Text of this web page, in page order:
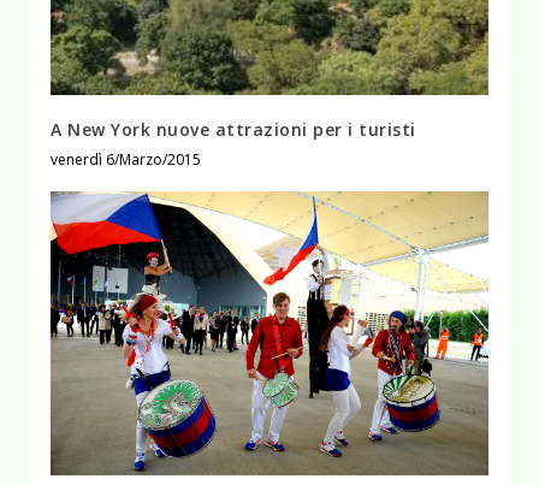
A New York nuove attrazioni per i turisti
venerdì 6/Marzo/2015